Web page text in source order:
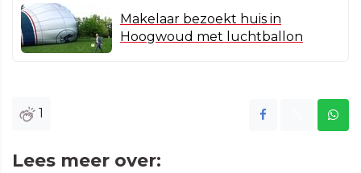
Makelaar bezoekt huis in
Hoogwoud met luchtballon
1
Lees meer over: